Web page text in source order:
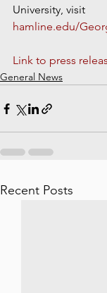
University, visit
hamline.edu/
Link to press
General News
Recent Posts